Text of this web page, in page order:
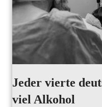
Jeder vierte
viel Alkohol